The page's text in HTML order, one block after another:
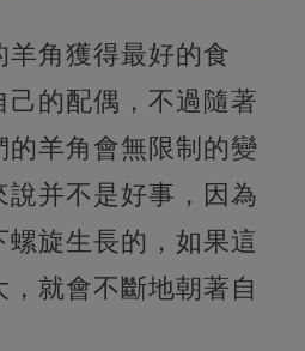
角獲得最好的食
的配偶，不過隨著
的羊角會無限制的變
說并不是好事，因為
旋生長的，如果這
就會不斷地朝著自